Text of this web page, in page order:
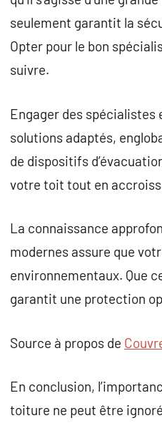
seulement garantit la
Opter pour le bon
suivre.
Engager des spécialistes
solutions adaptés,
de dispositifs
votre toit tout en
La connaissance
modernes assure que
environnementaux. Que
garantit une protection
Source à propos de
En conclusion,
toiture ne peut être